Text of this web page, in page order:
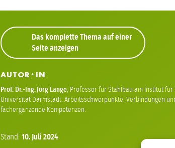
Das komplette Thema auf einer
Seite anzeigen
AUTOR* IN
Prof. Dr.-Ing.Jörg Lange, Professor für Stahlbau am Institut
Universität Darmstadt. Arbeitsschwerpunkte: Verbindungen
fachergänzende Kompetenzen.
Stand: 10. Juli 2024